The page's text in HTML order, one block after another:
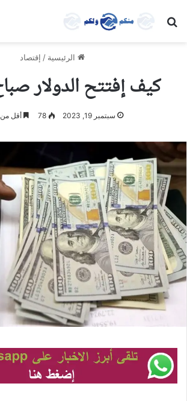
بحث عن
الرئيسية / إقتصاد
كيف إفتتح الدولار
سبتمبر 19, 2023 78 أقل من